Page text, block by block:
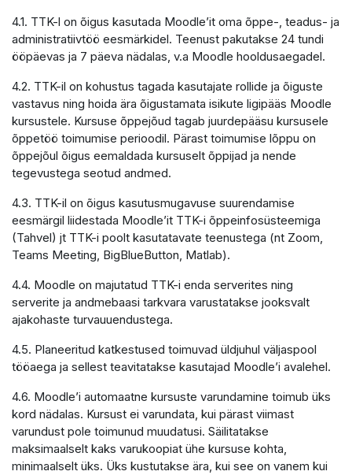
4.1. TTK-l on õigus kasutada Moodle’it oma õppe-, teadus- ja
administratiivtöö eesmärkidel. Teenust pakutakse 24 tundi
ööpäevas ja 7 päeva nädalas, v.a Moodle hooldusaegadel.
4.2. TTK-il on kohustus tagada kasutajate rollide ja õiguste
vastavus ning hoida ära õigustamata isikute ligipääs Moodle
kursustele. Kursuse õppejõud tagab juurdepääsu kursusele
õppetöö toimumise perioodil. Pärast toimumise lõppu on
õppejõul õigus eemaldada kursuselt õppijad ja nende
tegevustega seotud andmed.
4.3. TTK-il on õigus kasutusmugavuse suurendamise
eesmärgil liidestada Moodle’it TTK-i õppeinfosüsteemiga
(Tahvel) jt TTK-i poolt kasutatavate teenustega (nt Zoom,
Teams Meeting, BigBlueButton, Matlab).
4.4. Moodle on majutatud TTK-i enda serverites ning
serverite ja andmebaasi tarkvara varustatakse jooksvalt
ajakohaste turvauuendustega.
4.5. Planeeritud katkestused toimuvad üldjuhul väljaspool
tööaega ja sellest teavitatakse kasutajad Moodle’i avalehel.
4.6. Moodle’i automaatne kursuste varundamine toimub üks
kord nädalas. Kursust ei varundata, kui pärast viimast
varundust pole toimunud muudatusi. Säilitatakse
maksimaalselt kaks varukoopiat ühe kursuse kohta,
minimaalselt üks. Üks kustutakse ära, kui see on vanem kui